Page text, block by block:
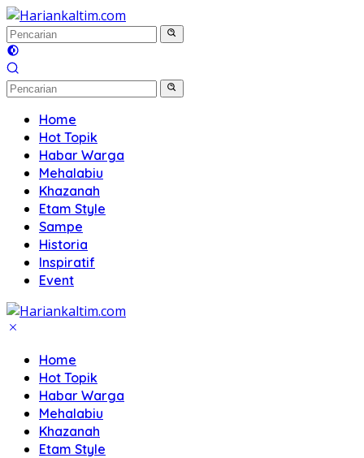
Langsung
ke
konten
Home
Hot Topik
Habar Warga
Mehalabiu
Khazanah
Etam Style
Sampe
Historia
Inspiratif
Event
Home
Hot Topik
Habar Warga
Mehalabiu
Khazanah
Etam Style